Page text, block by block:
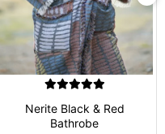
Nerite Black & Red
Bathrobe